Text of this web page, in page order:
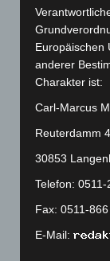
Hannover:
entdeckt
7. August 2026
Brand im
eingedämmt
Region
5. August 2026
Zeugen
Europäischen
anderer
Charakter ist:
Carl-Marcus
Reuterdamm
30853
Telefon:
Fax: 0511-
E-Mail: